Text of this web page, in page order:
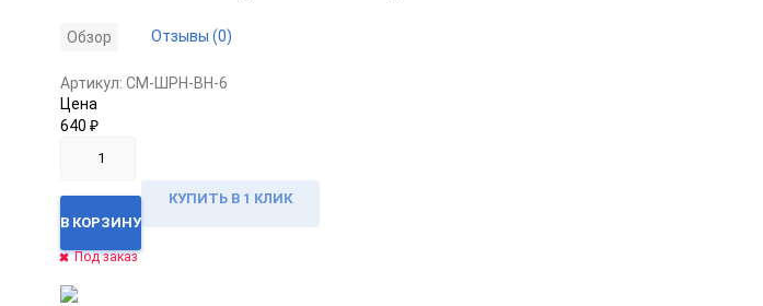
Обзор Отзывы (0)
Артикул: CM-ШРН-ВН-6
Цена
640 ₽
В КОРЗИНУ
КУПИТЬ В 1 КЛИК
Под заказ